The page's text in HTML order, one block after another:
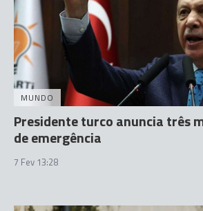
MUNDO
Presidente turco anuncia três
de emergência
7 Fev 13:28